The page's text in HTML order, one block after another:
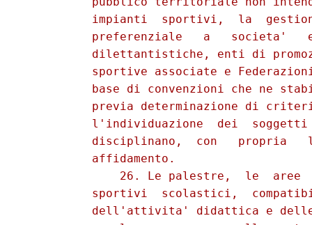
impianti  sportivi,  la
preferenziale   a   societa'
dilettantistiche, enti di
sportive associate e
base di convenzioni che ne
previa determinazione di
l'individuazione  dei
disciplinano,  con   propria
          affidamento.
26. Le palestre,  le  aree
sportivi  scolastici,
dell'attivita' didattica e